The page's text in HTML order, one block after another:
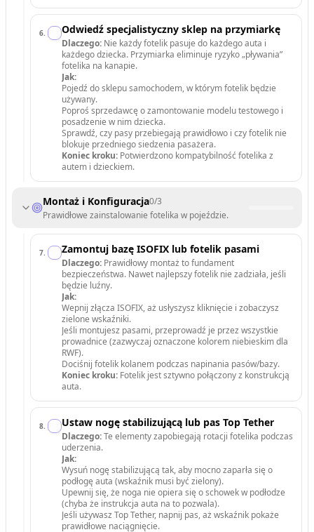
6. Odwiedź specjalistyczny sklep na przymiarkę
Dlaczego: Nie każdy fotelik pasuje do każdego auta i
każdego dziecka. Przymiarka eliminuje ryzyko „pływania”
fotelika na kanapie.
Jak:
Pojedź do sklepu samochodem, w którym fotelik będzie
używany.
Poproś sprzedawcę o zamontowanie modelu testowego i
posadzenie w nim dziecka.
Sprawdź, czy pasy przebiegają prawidłowo i czy fotelik nie
blokuje przedniego siedzenia pasażera.
Koniec kroku: Potwierdzono kompatybilność fotelika z
autem i dzieckiem.
Montaż i Konfiguracja0/3
Prawidłowe zainstalowanie fotelika w pojeździe.
7. Zamontuj bazę ISOFIX lub fotelik pasami
Dlaczego: Prawidłowy montaż to fundament
bezpieczeństwa. Nawet najlepszy fotelik nie zadziała, jeśli
będzie luźny.
Jak:
Wepnij złącza ISOFIX, aż usłyszysz kliknięcie i zobaczysz
zielone wskaźniki.
Jeśli montujesz pasami, przeprowadź je przez wszystkie
prowadnice (zazwyczaj oznaczone kolorem niebieskim dla
RWF).
Dociśnij fotelik kolanem podczas napinania pasów/bazy.
Koniec kroku: Fotelik jest sztywno połączony z konstrukcją
auta.
8. Ustaw nogę stabilizującą lub pas Top Tether
Dlaczego:Te elementy zapobiegają rotacji fotelika podczas
uderzenia.
Jak:
Wysuń nogę stabilizującą tak, aby mocno zaparła się o
podłogę auta (wskaźnik musi być zielony).
Upewnij się, że noga nie opiera się o schowek w podłodze
(chyba że instrukcja auta na to pozwala).
Jeśli używasz Top Tether, napnij pas, aż wskaźnik pokaże
prawidłowe naciągnięcie.